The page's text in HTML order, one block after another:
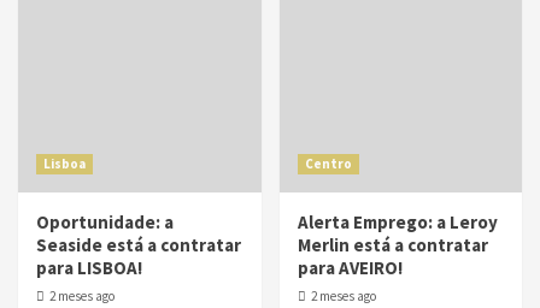
Lisboa
Oportunidade: a
Seaside está a contratar
para LISBOA!
2 meses ago
Centro
Alerta Emprego: a Leroy
Merlin está a contratar
para AVEIRO!
2 meses ago